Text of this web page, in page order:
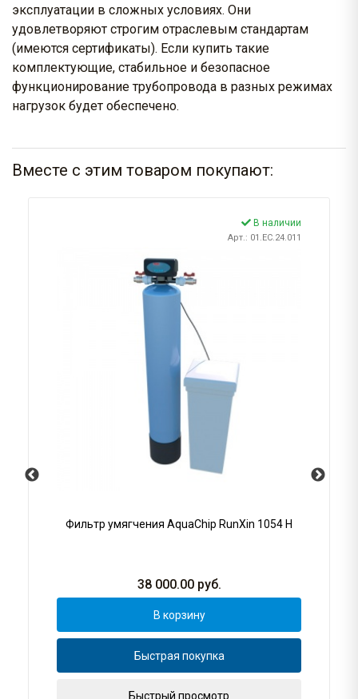
эксплуатации в сложных условиях. Они
удовлетворяют строгим отраслевым стандартам
(имеются сертификаты). Если купить такие
комплектующие, стабильное и безопасное
функционирование трубопровода в разных режимах
нагрузок будет обеспечено.
Вместе с этим товаром покупают:
В наличии
Арт.: 01.EC.24.011
Фильтр умягчения AquaChip RunXin 1054 H
38 000.00руб.
В корзину
Быстрая покупка
Быстрый просмотр